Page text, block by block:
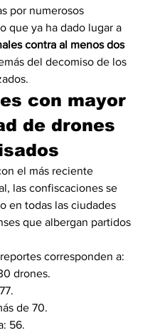
por numerosos
que ya ha dado lugar a
contra al menos dos
del decomiso de los
con mayor
de drones
el más reciente
las confiscaciones se
en todas las ciudades
que albergan partidos
corresponden a:
drones.
de 70.
56.